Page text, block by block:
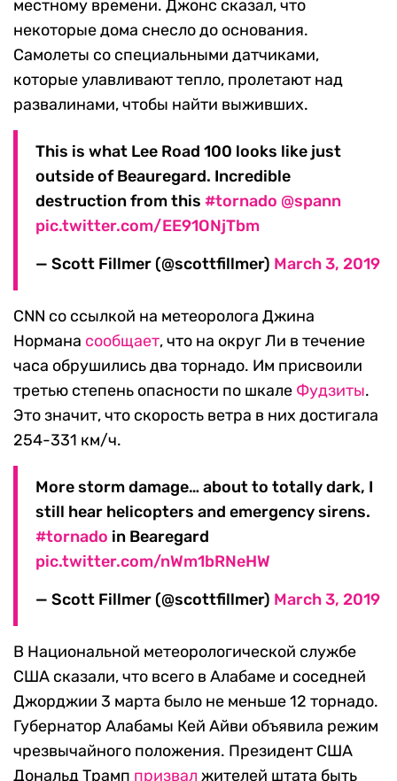
местному времени. Джонс сказал, что
некоторые дома снесло до основания.
Самолеты со специальными датчиками,
которые улавливают тепло, пролетают над
развалинами, чтобы найти выживших.
This is what Lee Road 100 looks like just
outside of Beauregard. Incredible
destruction from this #tornado @spann
pic.twitter.com/EE91ONjTbm
— Scott Fillmer (@scottfillmer) March 3, 2019
СNN со ссылкой на метеоролога Джина
Нормана сообщает, что на округ Ли в течение
часа обрушились два торнадо. Им присвоили
третью степень опасности по шкале Фудзиты.
Это значит, что скорость ветра в них достигала
254-331 км/ч.
More storm damage… about to totally dark, I
still hear helicopters and emergency sirens.
#tornado in Bearegard
pic.twitter.com/nWm1bRNeHW
— Scott Fillmer (@scottfillmer) March 3, 2019
В Национальной метеорологической службе
США сказали, что всего в Алабаме и соседней
Джорджии 3 марта было не меньше 12 торнадо.
Губернатор Алабамы Кей Айви объявила режим
чрезвычайного положения. Президент США
Дональд Трамп призвал жителей штата быть